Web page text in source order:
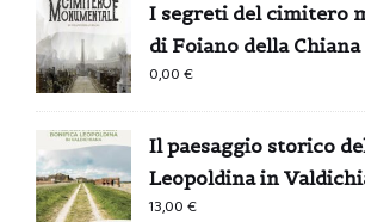
I segreti del cimitero
di Foiano della Chiana
0,00€
Il paesaggio storico
Leopoldina in
13,00€